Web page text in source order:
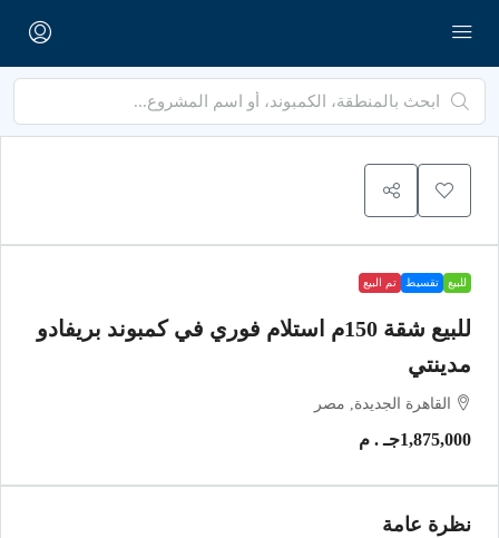
للبيع تقسيط تم البيع
للبيع شقة 150م استلام فوري في كمبوند بريفادو
مدينتي
القاهرة الجديدة, مصر
1,875,000جـ . م
نظرة عامة